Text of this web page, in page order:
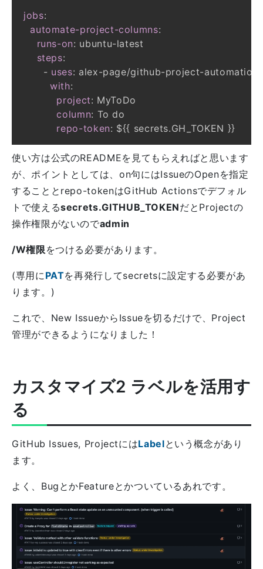
jobs:
automate-project-columns:
runs-on: ubuntu-
steps:
- uses: alex-page/github-project-automation
with:
project:
column:
repo-token: ${{ secrets.GH_TOKEN }}
使い方は公式のREADMEを見てもらえればと思います
が、ポイントとしては、on句にはIssueのOpenを指定
することとrepo-tokenはGitHub Actionsでデフォル
トで使えるsecrets.GITHUB_TOKENだとProjectの
操作権限がないのでadmin
/W権限 をつける必要があります。
(専用に PATを再発行してsecretsに設定する必要があ
ります。)
これで、New IssueからIssueを切るだけで、Project
管理ができるようになりました！
カスタマイズ2 ラベルを活用す
る
GitHub Issues, ProjectにはLabelという概念があり
ます。
よく、BugとかFeatureとかついているあれです。